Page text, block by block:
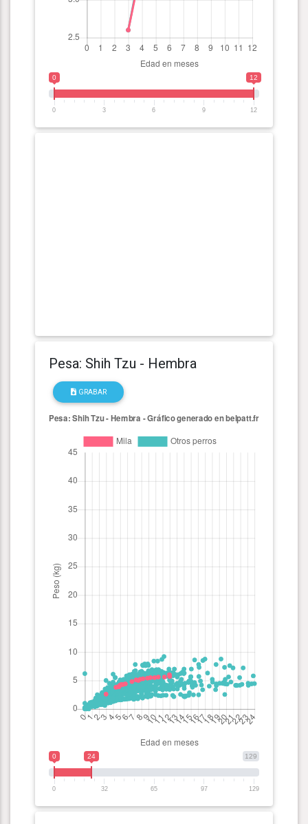
0 12
0 3 6 9 12
Pesa: Shih Tzu - Hembra
GRABAR
129
0 24
0 32 65 97 129